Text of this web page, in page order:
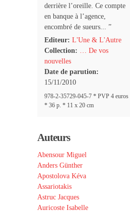
derrière l’oreille. Ce compte
en banque à l’agence,
encombré de sueurs... ”
Editeur: L'Une & L'Autre
Collection:
… De vos
nouvelles
Date de parution:
15/11/2010
978-2-35729-045-7 * PVP 4 euros
* 36 p. * 11 x 20 cm
Auteurs
Abensour Miguel
Anders Günther
Apostolova Kéva
Assariotakis
Astruc Jacques
Auricoste Isabelle